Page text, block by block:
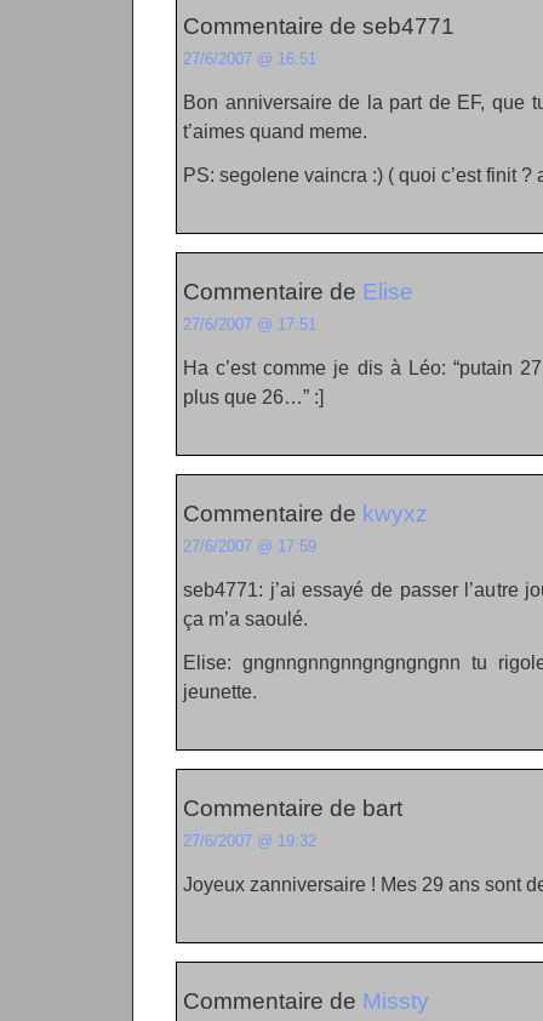
Commentaire de seb4771
27/6/2007 @ 16:51
Bon anniversaire de la part de EF, que
t’aimes quand meme.
PS: segolene vaincra :) ( quoi c’est finit ?
Commentaire de Elise
27/6/2007 @ 17:51
Ha c’est comme je dis à Léo: “putain
plus que 26…” :]
Commentaire de kwyxz
27/6/2007 @ 17:59
seb4771: j’ai essayé de passer l’autre
ça m’a saoulé.
Elise: gngnngnngnngngngngnn tu
jeunette.
Commentaire de bart
27/6/2007 @ 19:32
Joyeux zanniversaire ! Mes 29 ans sont
Commentaire de Missty